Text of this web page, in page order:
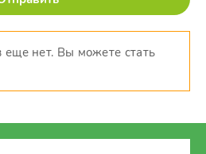
еще нет. Вы можете стать